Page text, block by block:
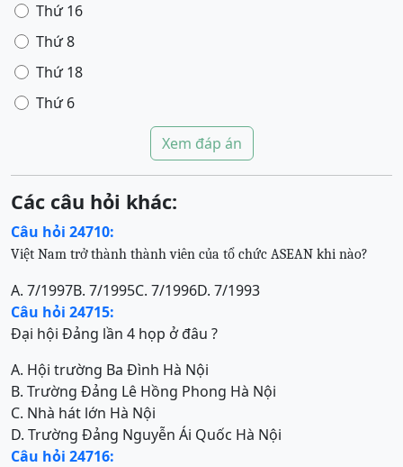
Thứ 16
Thứ 8
Thứ 18
Thứ 6
Xem đáp án
Các câu hỏi khác:
Câu hỏi 24710:
Việt Nam trở thành thành viên của tổ chức ASEAN khi nào?
A. 7/1997B. 7/1995C. 7/1996D. 7/1993
Câu hỏi 24715:
Đại hội Đảng lần 4 họp ở đâu ?
A. Hội trường Ba Đình Hà Nội
B. Trường Đảng Lê Hồng Phong Hà Nội
C. Nhà hát lớn Hà Nội
D. Trường Đảng Nguyễn Ái Quốc Hà Nội
Câu hỏi 24716: